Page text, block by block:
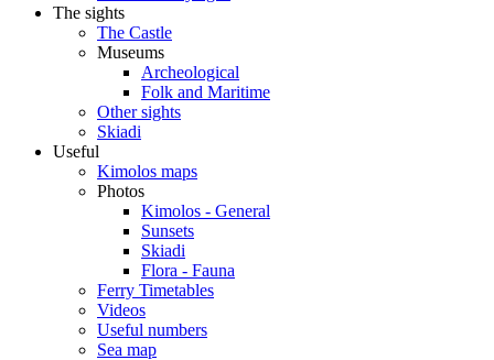
The sights
The Castle
Museums
Archeological
Folk and Maritime
Other sights
Skiadi
Useful
Kimolos maps
Photos
Kimolos - General
Sunsets
Skiadi
Flora - Fauna
Ferry Timetables
Videos
Useful numbers
Sea map